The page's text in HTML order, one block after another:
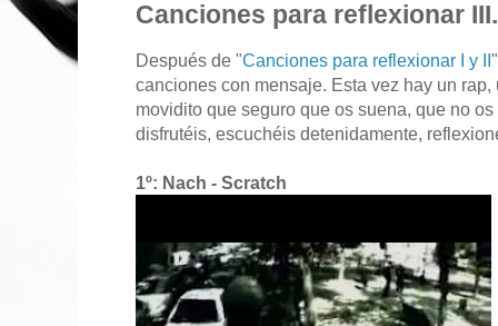
Canciones para reflexionar III.
Después de "Canciones para reflexionar I y II
canciones con mensaje. Esta vez hay un
movidito que seguro que os suena, que no
disfrutéis, escuchéis detenidamente,
1º: Nach - Scratch